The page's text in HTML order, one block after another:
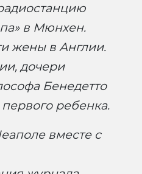
в Мюнхен.
жены в Англии.
дочери
Бенедетто
ребенка.
вместе с